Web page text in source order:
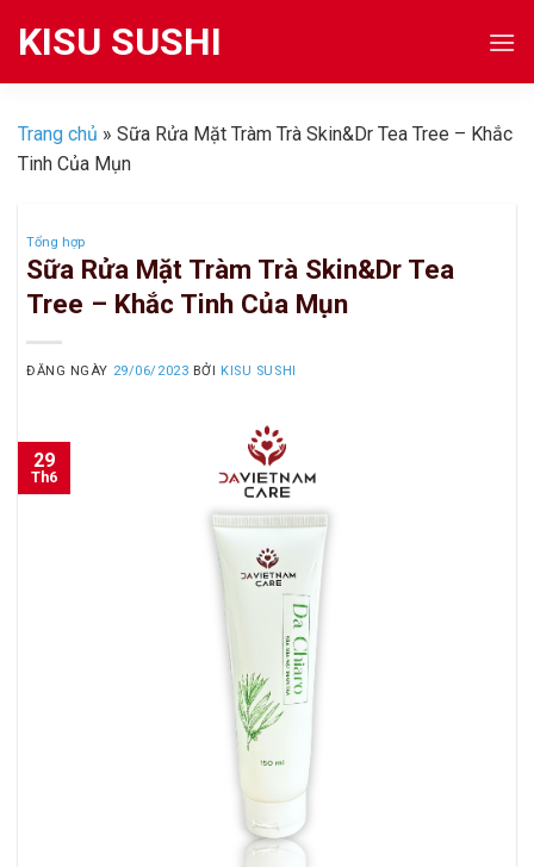
KISU SUSHI
Trang chủ » Sữa Rửa Mặt Tràm Trà Skin&Dr Tea Tree – Khắc
Tinh Của Mụn
Tổng hợp
Sữa Rửa Mặt Tràm Trà Skin&Dr Tea
Tree – Khắc Tinh Của Mụn
ĐĂNG NGÀY 29/06/2023 BỞI KISU SUSHI
29
Th6